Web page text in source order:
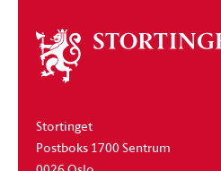
Om
stortinget
Stortinget
Postboks 1700 Sentrum